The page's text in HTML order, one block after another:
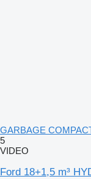
GARBAGE
5
VIDEO
Ford 18+1,5 m³